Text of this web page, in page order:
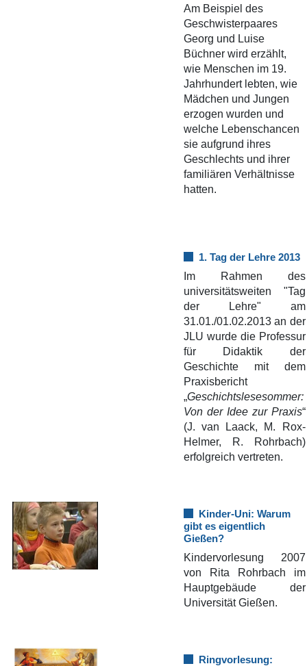
Am Beispiel des
Geschwisterpaares
Georg und Luise
Büchner wird erzählt,
wie Menschen im 19.
Jahrhundert lebten, wie
Mädchen und Jungen
erzogen wurden und
welche Lebenschancen
sie aufgrund ihres
Geschlechts und ihrer
familiären Verhältnisse
hatten.
1. Tag der Lehre 2013
Im Rahmen des
universitätsweiten "Tag
der Lehre" am
31.01./01.02.2013 an der
JLU wurde die Professur
für Didaktik der
Geschichte mit dem
Praxisbericht
„Geschichtslesesommer:
Von der Idee zur Praxis“
(J. van Laack, M. Rox-
Helmer, R. Rohrbach)
erfolgreich vertreten.
Kinder-Uni: Warum
gibt es eigentlich
Gießen?
Kindervorlesung 2007
von Rita Rohrbach im
Hauptgebäude der
Universität Gießen.
Ringvorlesung: